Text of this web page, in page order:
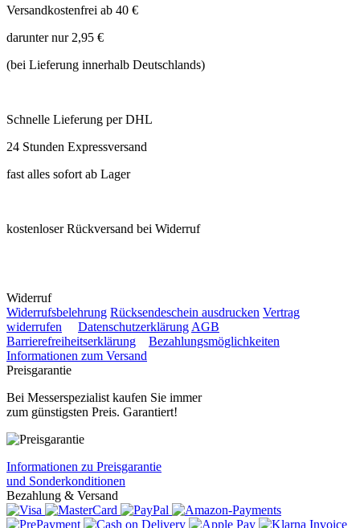
Versandkostenfrei ab 40 €
darunter nur 2,95 €
(bei Lieferung innerhalb Deutschlands)
Schnelle Lieferung per DHL
24 Stunden Expressversand
fast alles sofort ab Lager
kostenloser Rückversand bei Widerruf
Widerruf
Widerrufsbelehrung Rücksendeschein ausdrucken Vertrag
widerrufen
Datenschutzerklärung AGB
Barrierefreiheitserklärung
Bezahlungsmöglichkeiten
Informationen zum Versand
Preisgarantie
Bei Messerspezialist kaufen Sie immer
zum günstigsten Preis. Garantiert!
Informationen zu Preisgarantie
und Sonderkonditionen
Bezahlung & Versand